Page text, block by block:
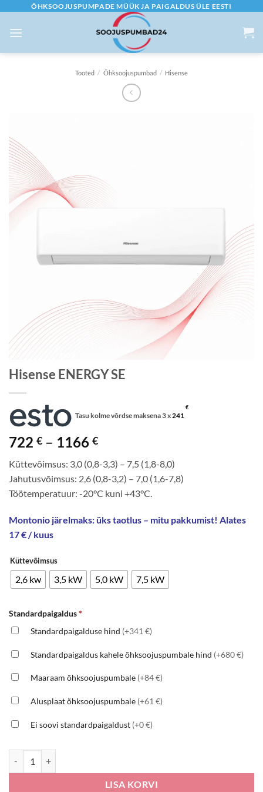
content
ÕHKSOOJUSPUMPADE MÜÜK JA PAIGALDUS ÜLE EESTI
Tooted / Õhksoojuspumbad / Hisense
Hisense ENERGY SE
Tasu kolme võrdse maksena 3 x 241
€
722 € – 1166 €Price
722 €
through
1166 €
Küttevõimsus: 3,0 (0,8-3,3) – 7,5 (1,8-8,0)
Jahutusvõimsus: 2,6 (0,8-3,2) – 7,0 (1,6-7,8)
Töötemperatuur: -20°C kuni +43°C.
Montonio järelmaks: üks taotlus – mitu pakkumist! Alates
17 € / kuus
Küttevõimsus
2,6 kw 3,5 kW 5,0 kW 7,5 kW
Standardpaigaldus*
Standardpaigalduse hind (+341 €)
Standardpaigaldus kahele õhksoojuspumbale hind (+680 €)
Maaraam õhksoojuspumbale (+84 €)
Alusplaat õhksoojuspumbale (+61 €)
Ei soovi standardpaigaldust (+0 €)
LISA KORVI